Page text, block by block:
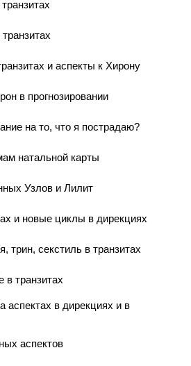
и аспекты к Хирону
в прогнозировании
на то, что я пострадаю?
натальной карты
Узлов и Лилит
и новые циклы в дирекциях
трин, секстиль в транзитах
в транзитах
в дирекциях и в
аспектов